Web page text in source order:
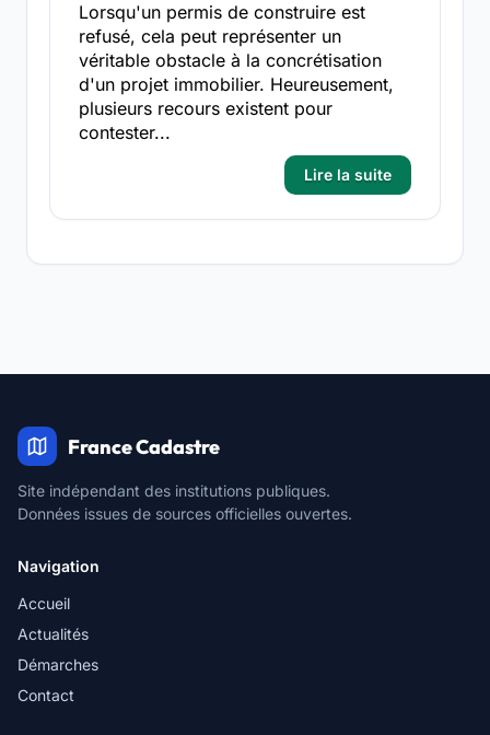
Lorsqu'un permis de construire est
refusé, cela peut représenter un
véritable obstacle à la concrétisation
d'un projet immobilier. Heureusement,
plusieurs recours existent pour
contester...
Lire la suite
France Cadastre
Site indépendant des institutions publiques.
Données issues de sources officielles ouvertes.
Navigation
Accueil
Actualités
Démarches
Contact